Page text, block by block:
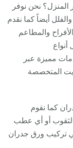
المنزل؟ نحن نوفر
أيضاً كما نقدم
والمطاعم
أنواع
مميزة عبر
المتخصصة
كما نقوم
الثقوب أو أي عطب
تركيب ورق جدران